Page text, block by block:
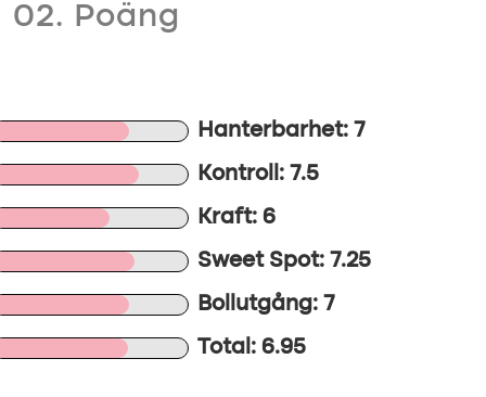
02. Poäng
Hanterbarhet: 7
Kontroll: 7.5
Kraft: 6
Sweet Spot: 7.25
Bollutgång: 7
Total: 6.95